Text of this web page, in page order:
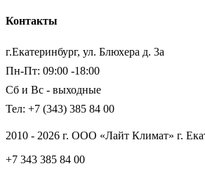
Контакты
г.Екатеринбург, ул. Блюхера д. 3а
Пн-Пт: 09:00 -18:00
Сб и Вс - выходные
Тел: +7 (343) 385 84 00
2010 - 2026 г. ООО «Лайт Климат» г.
+7 343 385 84 00